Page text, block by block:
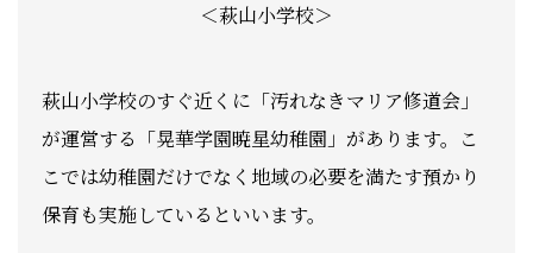
＜萩山小学校＞
萩山小学校のすぐ近くに「汚れなきマリア修道会」
が運営する「晃華学園暁星幼稚園」があります。こ
こでは幼稚園だけでなく地域の必要を満たす預かり
保育も実施しているといいます。